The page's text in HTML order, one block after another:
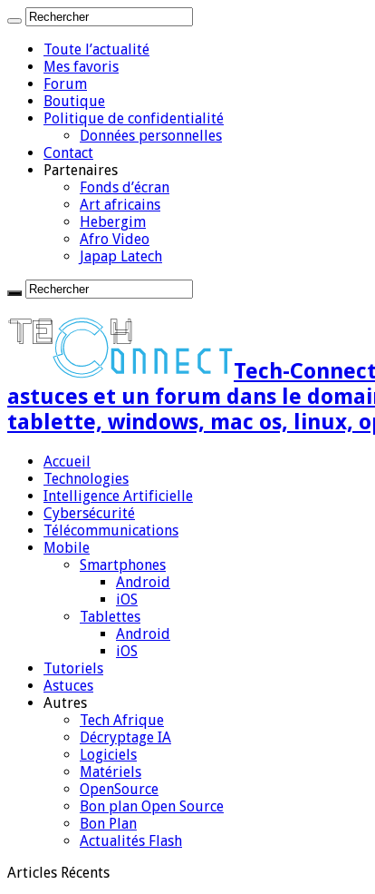
Toute l’actualité
Mes favoris
Forum
Boutique
Politique de confidentialité
Données personnelles
Contact
Partenaires
Fonds d’écran
Art africains
Hebergim
Afro Video
Japap Latech
Tech-
astuces et un forum dans le
tablette, windows, mac os, linux,
Accueil
Technologies
Intelligence Artificielle
Cybersécurité
Télécommunications
Mobile
Smartphones
Android
iOS
Tablettes
Android
iOS
Tutoriels
Astuces
Autres
Tech Afrique
Décryptage IA
Logiciels
Matériels
OpenSource
Bon plan Open Source
Bon Plan
Actualités Flash
Articles Récents